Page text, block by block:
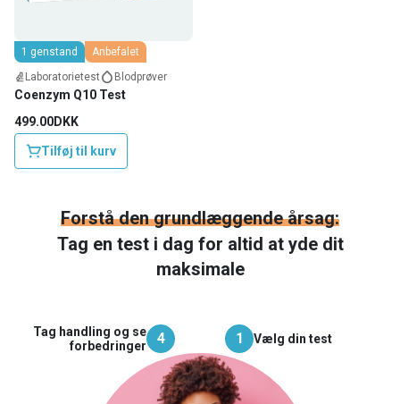
1 genstand
Anbefalet
Laboratorietest
Blodprøver
Coenzym Q10 Test
499.00DKK
Tilføj til kurv
Forstå den grundlæggende årsag:
Tag en test i dag for altid at yde dit
maksimale
Tag handling og se
forbedringer
4 1 Vælg din test